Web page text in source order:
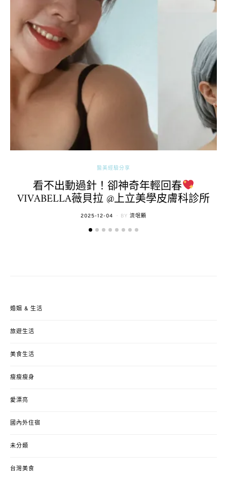
醫美經驗分享
看不出動過針！卻神奇年輕回春
VIVABELLA薇貝拉 @上立美學皮膚科診所
POSTED
2025-12-04 BY 流氓顆
婚姻 & 生活
旅遊生活
美食生活
瘦瘦瘦身
愛漂亮
國內外住宿
未分類
台灣美食